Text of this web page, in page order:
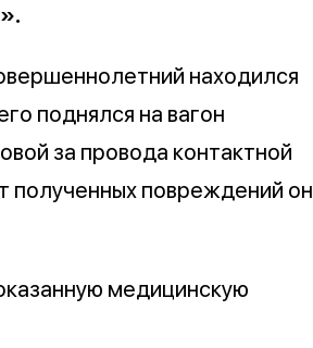
находился
поднялся на вагон
за провода контактной
полученных повреждений он
медицинскую